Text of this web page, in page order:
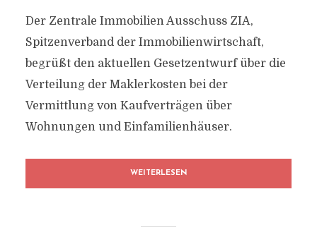
Der Zentrale Immobilien Ausschuss ZIA,
Spitzenverband der Immobilienwirtschaft,
begrüßt den aktuellen Gesetzentwurf über die
Verteilung der Maklerkosten bei der
Vermittlung von Kaufverträgen über
Wohnungen und Einfamilienhäuser.
WEITERLESEN